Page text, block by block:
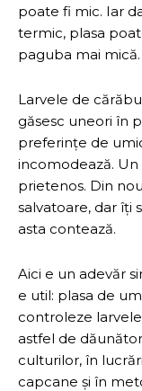
poate fi mic. Iar
termic, plasa
paguba mai mică.
Larvele de
găsesc uneori în
preferințe de
incomodează.
prietenos. Din
salvatoare, dar îți
asta contează.
Aici e un adevăr
e util: plasa de
controleze
astfel de
culturilor, în
capcane și în